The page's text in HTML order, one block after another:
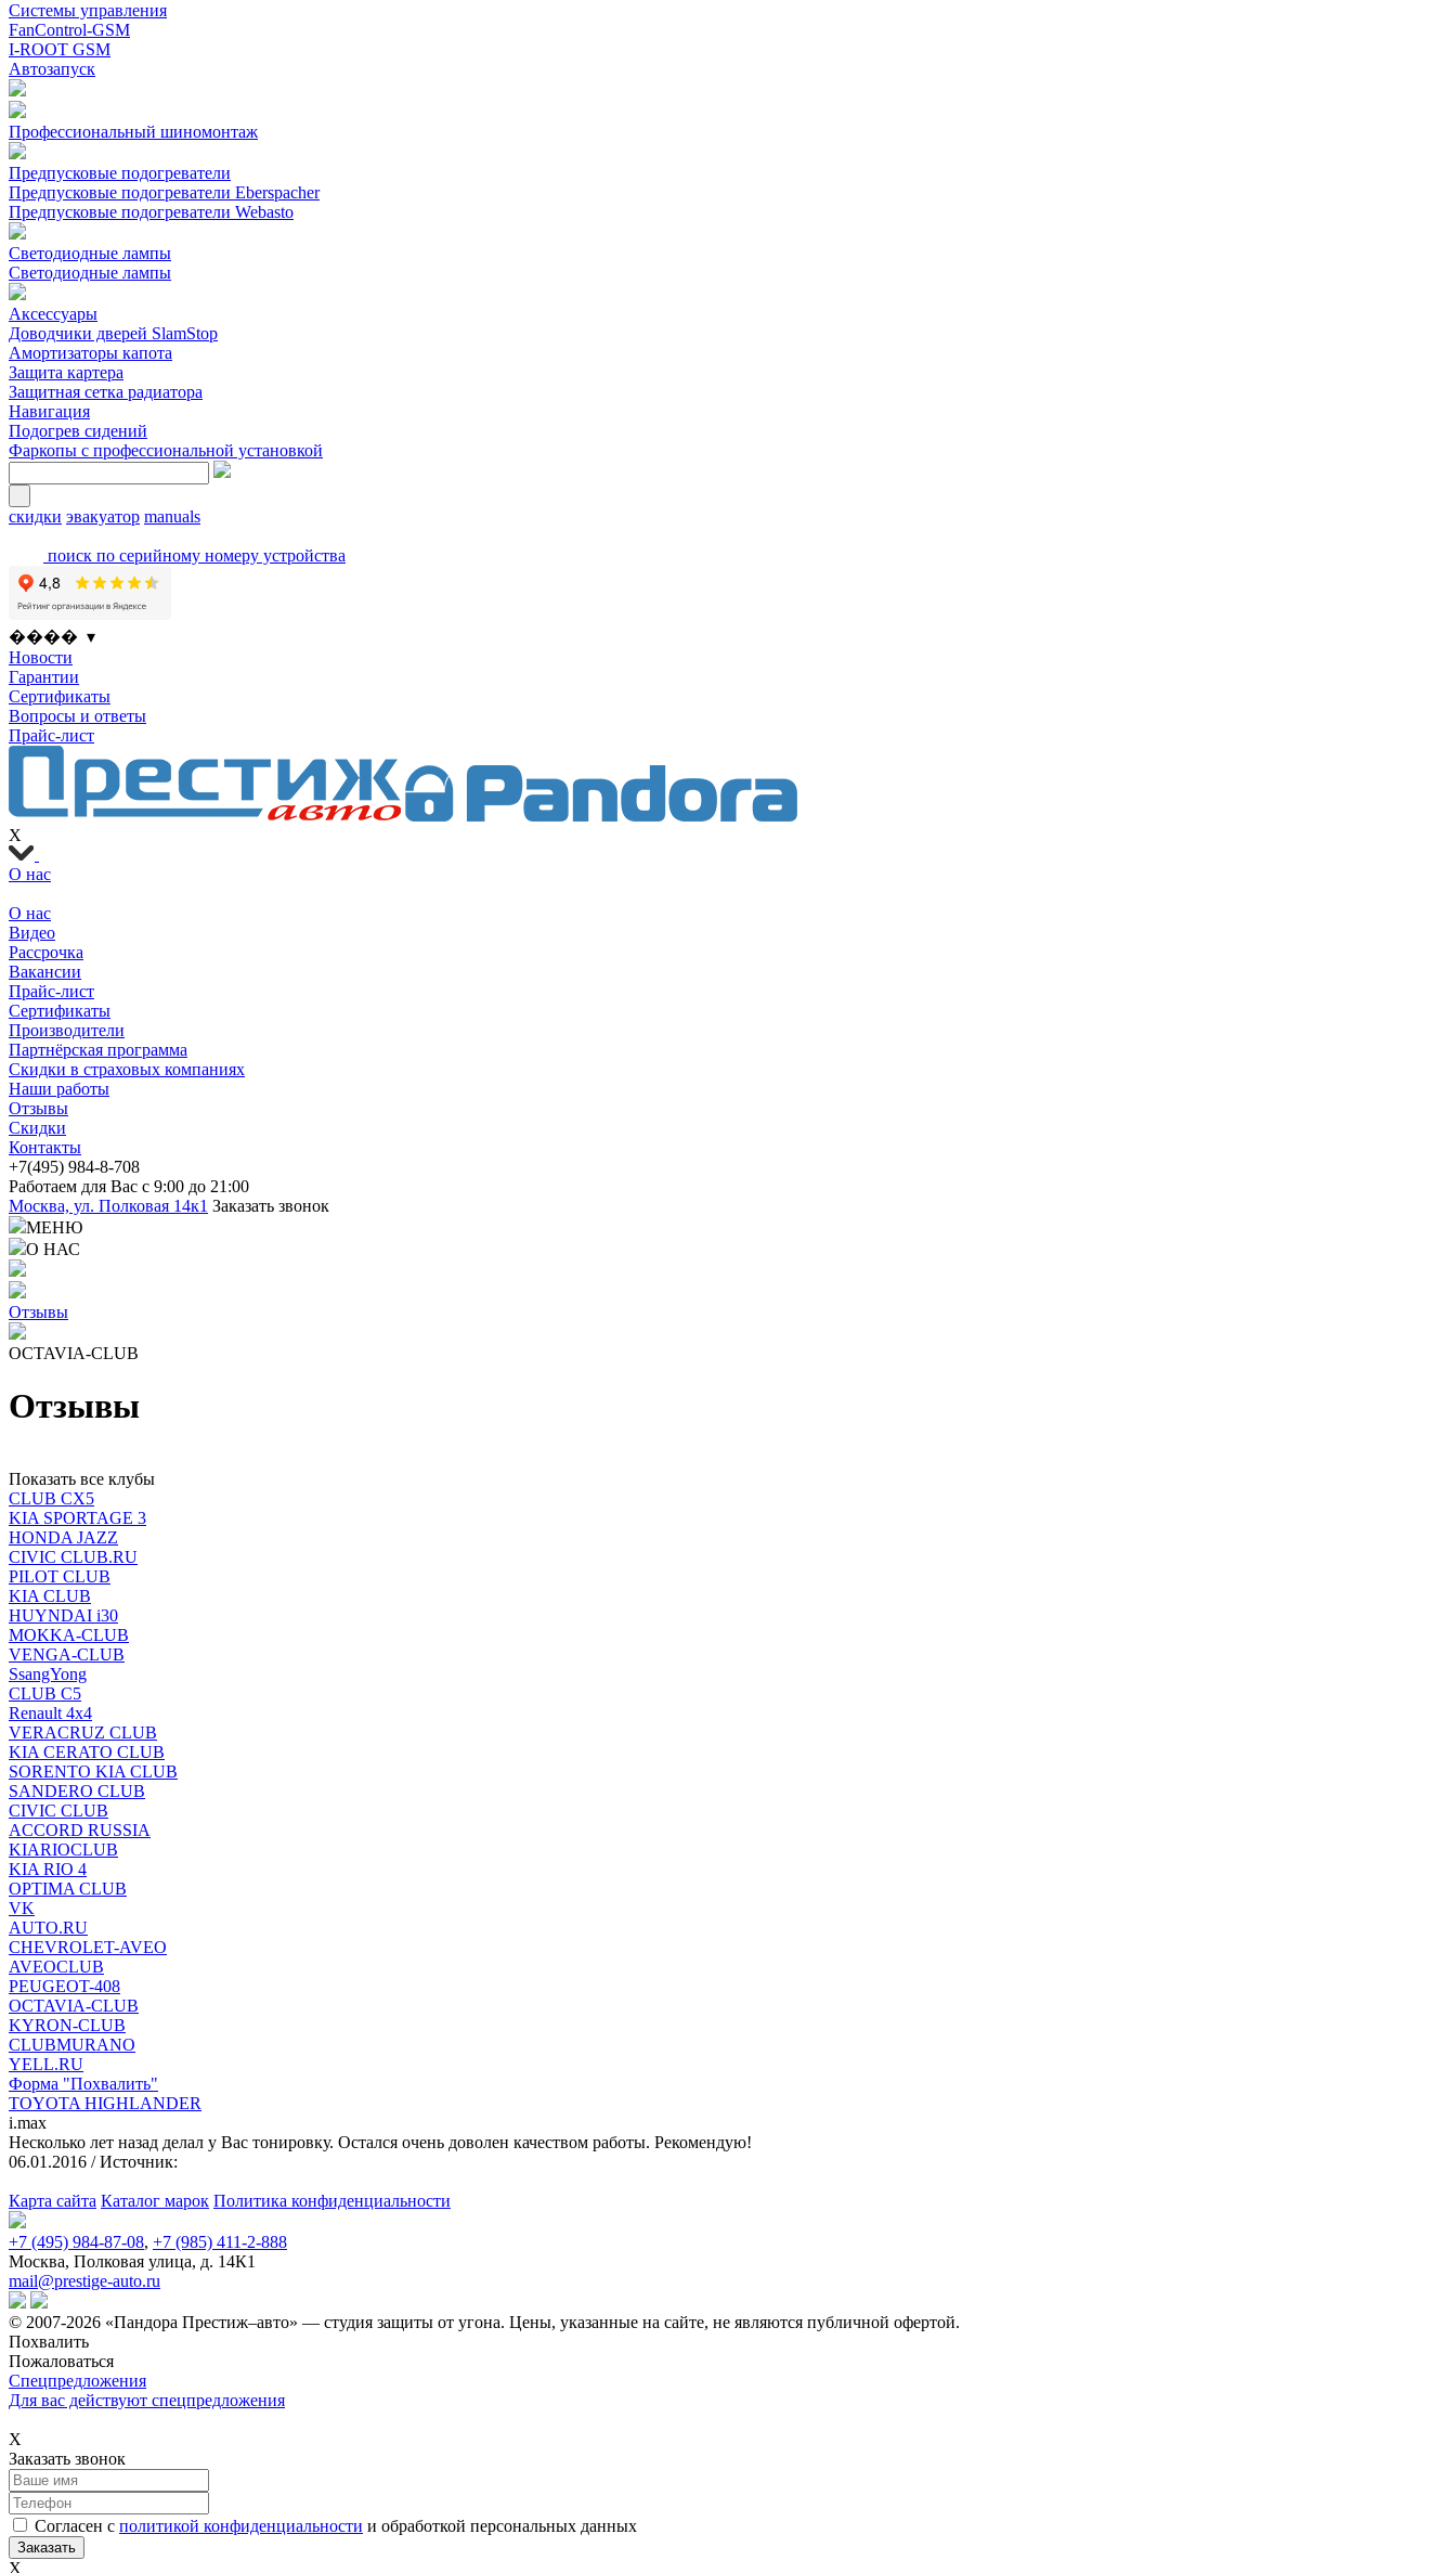
Системы управления
FanControl-GSM
I-ROOT GSM
Автозапуск
Профессиональный шиномонтаж
Предпусковые подогреватели
Предпусковые подогреватели Eberspacher
Предпусковые подогреватели Webasto
Светодиодные лампы
Светодиодные лампы
Аксессуары
Доводчики дверей SlamStop
Амортизаторы капота
Защита картера
Защитная сетка радиатора
Навигация
Подогрев сидений
Фаркопы с профессиональной установкой
скидки эвакуатор manuals
поиск по серийному номеру устройства
���� ▾
Новости
Гарантии
Сертификаты
Вопросы и ответы
Прайс-лист
X
О нас
О нас
Видео
Рассрочка
Вакансии
Прайс-лист
Сертификаты
Производители
Партнёрская программа
Скидки в страховых компаниях
Наши работы
Отзывы
Скидки
Контакты
+7(495) 984-8-708
Работаем для Вас с 9:00 до 21:00
Москва, ул. Полковая 14к1 Заказать звонок
МЕНЮ
О НАС
Отзывы
OCTAVIA-CLUB
Отзывы
Показать все клубы
CLUB CX5
KIA SPORTAGE 3
HONDA JAZZ
CIVIC CLUB.RU
PILOT CLUB
KIA CLUB
HUYNDAI i30
MOKKA-CLUB
VENGA-CLUB
SsangYong
CLUB C5
Renault 4x4
VERACRUZ CLUB
KIA CERATO CLUB
SORENTO KIA CLUB
SANDERO CLUB
CIVIC CLUB
ACCORD RUSSIA
KIARIOCLUB
KIA RIO 4
OPTIMA CLUB
VK
AUTO.RU
CHEVROLET-AVEO
AVEOCLUB
PEUGEOT-408
OCTAVIA-CLUB
KYRON-CLUB
CLUBMURANO
YELL.RU
Форма "Похвалить"
TOYOTA HIGHLANDER
i.max
Несколько лет назад делал у Вас тонировку. Остался очень доволен качеством работы. Рекомендую!
06.01.2016 / Источник:
Карта сайта Каталог марок Политика конфиденциальности
+7 (495) 984-87-08, +7 (985) 411-2-888
Москва, Полковая улица, д. 14К1
mail@prestige-auto.ru
© 2007-2026 «Пандора Престиж–авто» — студия защиты от угона. Цены, указанные на сайте, не являются публичной офертой.
Похвалить
Пожаловаться
Спецпредложения
Для вас действуют спецпредложения
Х
Заказать звонок
Согласен с политикой конфиденциальности и обработкой персональных данных
Х